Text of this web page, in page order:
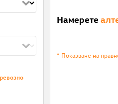
Намерете
* Показване на